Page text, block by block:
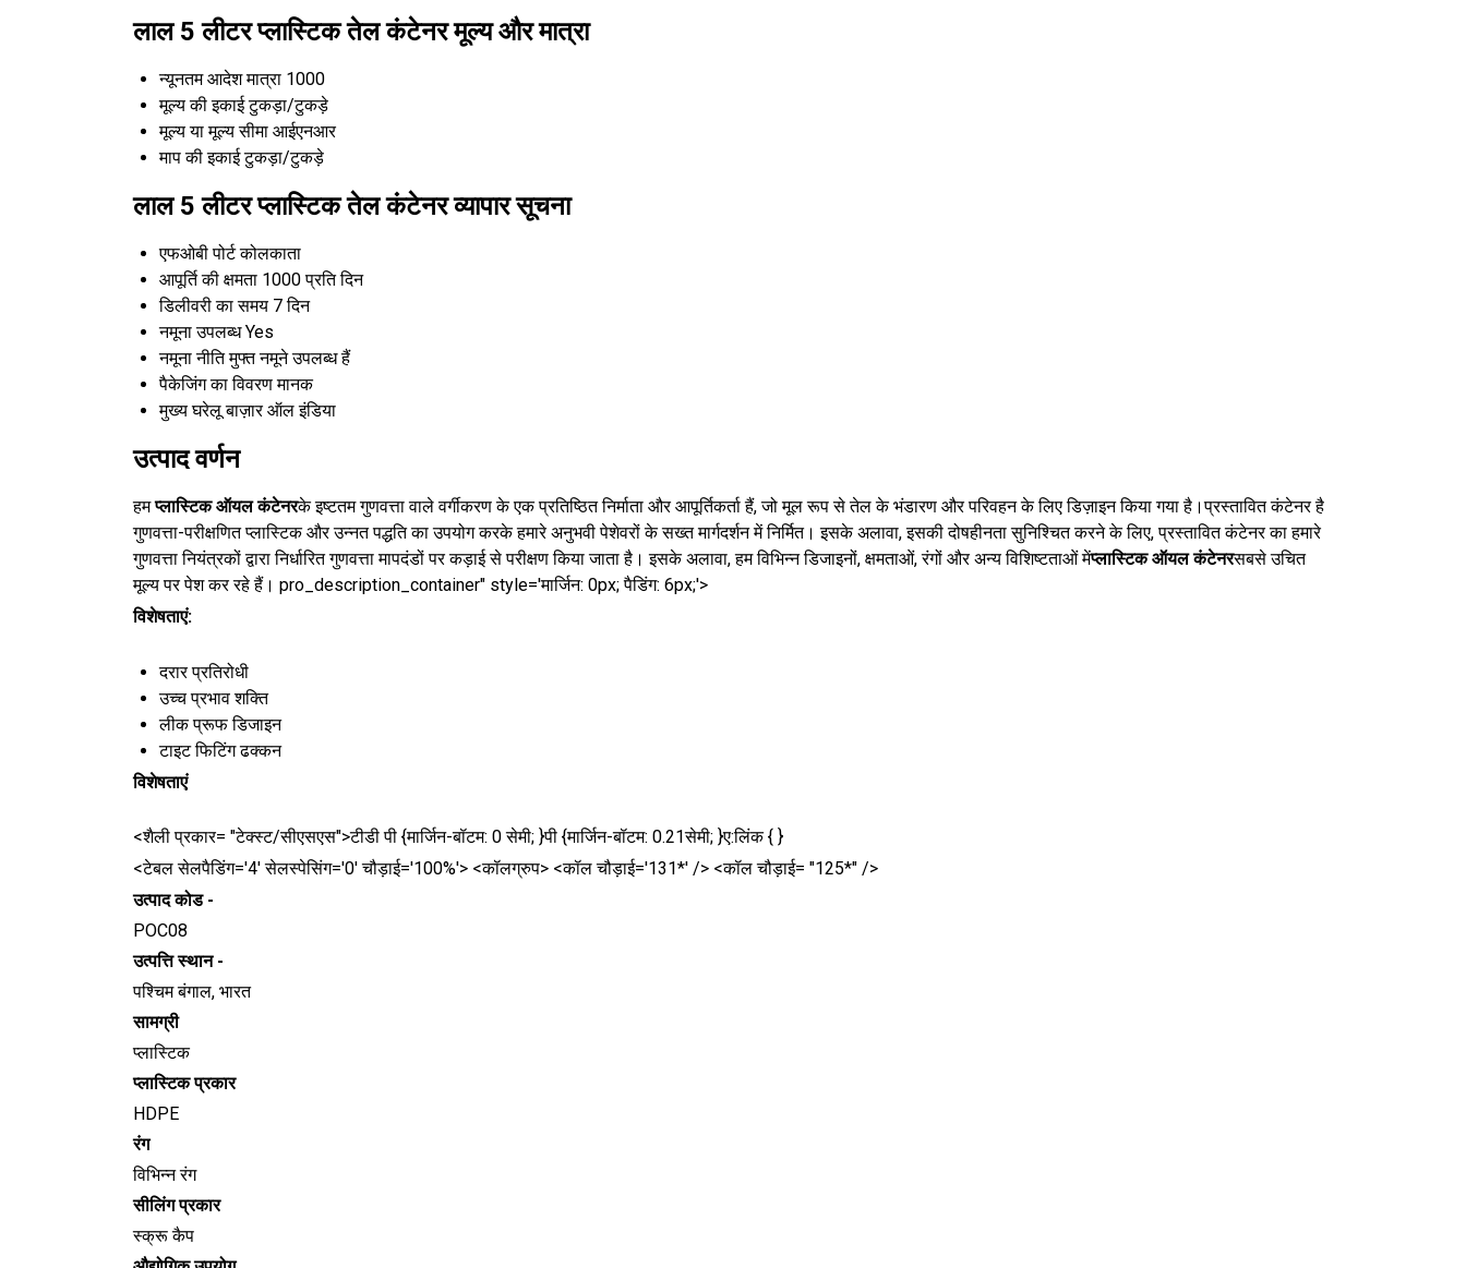
लाल 5 लीटर प्लास्टिक तेल कंटेनर मूल्य और मात्रा
न्यूनतम आदेश मात्रा 1000
मूल्य की इकाई टुकड़ा/टुकड़े
मूल्य या मूल्य सीमा आईएनआर
माप की इकाई टुकड़ा/टुकड़े
लाल 5 लीटर प्लास्टिक तेल कंटेनर व्यापार सूचना
एफओबी पोर्ट कोलकाता
आपूर्ति की क्षमता 1000 प्रति दिन
डिलीवरी का समय 7 दिन
नमूना उपलब्ध Yes
नमूना नीति मुफ्त नमूने उपलब्ध हैं
पैकेजिंग का विवरण मानक
मुख्य घरेलू बाज़ार ऑल इंडिया
उत्पाद वर्णन
हमप्लास्टिक ऑयल कंटेनरके इष्टतम गुणवत्ता वाले वर्गीकरण के एक प्रतिष्ठित निर्माता और आपूर्तिकर्ता हैं, जो मूल रूप से तेल के भंडारण और परिवहन के लिए डिज़ाइन किया गया है।प्रस्तावित कंटेनर है
गुणवत्ता-परीक्षणित प्लास्टिक और उन्नत पद्धति का उपयोग करके हमारे अनुभवी पेशेवरों के सख्त मार्गदर्शन में निर्मित। इसके अलावा, इसकी दोषहीनता सुनिश्चित करने के लिए, प्रस्तावित कंटेनर का हमारे
गुणवत्ता नियंत्रकों द्वारा निर्धारित गुणवत्ता मापदंडों पर कड़ाई से परीक्षण किया जाता है। इसके अलावा, हम विभिन्न डिजाइनों, क्षमताओं, रंगों और अन्य विशिष्टताओं मेंप्लास्टिक ऑयल कंटेनरसबसे उचित
मूल्य पर पेश कर रहे हैं। pro_description_container" style='मार्जिन: 0px; पैडिंग: 6px;'>
विशेषताएं:
दरार प्रतिरोधी
उच्च प्रभाव शक्ति
लीक प्रूफ डिजाइन
टाइट फिटिंग ढक्कन
विशेषताएं
<शैली प्रकार= "टेक्स्ट/सीएसएस">टीडी पी {मार्जिन-बॉटम: 0 सेमी; }पी {मार्जिन-बॉटम: 0.21सेमी; }ए:लिंक { }
<टेबल सेलपैडिंग='4' सेलस्पेसिंग='0' चौड़ाई='100%'> <कॉलग्रुप> <कॉल चौड़ाई='131*' /> <कॉल चौड़ाई= "125*" />
उत्पाद कोड -
POC08
उत्पत्ति स्थान -
पश्चिम बंगाल, भारत
सामग्री
प्लास्टिक
प्लास्टिक प्रकार
HDPE
रंग
विभिन्न रंग
सीलिंग प्रकार
स्क्रू कैप